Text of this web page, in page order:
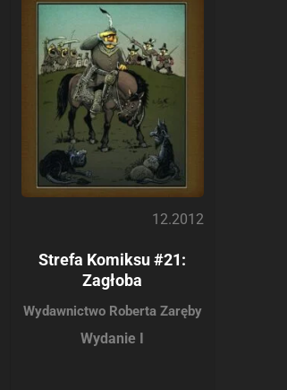
12.2012
Strefa Komiksu #21:
Zagłoba
Wydawnictwo Roberta Zaręby
Wydanie I